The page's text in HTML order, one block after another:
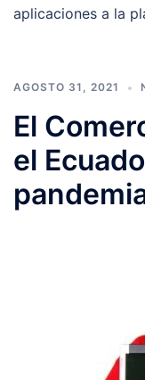
aplicaciones a la
AGOSTO 31, 2021
El
el